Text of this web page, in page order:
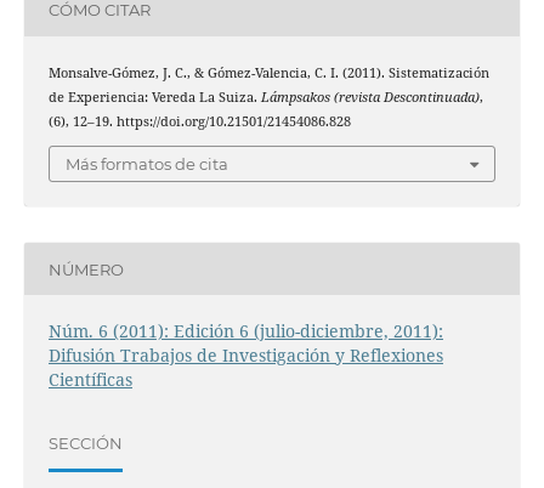
CÓMO CITAR
Monsalve-Gómez, J. C., & Gómez-Valencia, C. I. (2011). Sistematización
de Experiencia: Vereda La Suiza. Lámpsakos (revista Descontinuada),
(6), 12–19. https://doi.org/10.21501/21454086.828
Más formatos de cita
NÚMERO
Núm. 6 (2011): Edición 6 (julio-diciembre, 2011):
Difusión Trabajos de Investigación y Reflexiones
Científicas
SECCIÓN